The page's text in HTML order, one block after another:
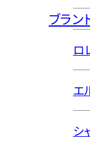
ブラ
ロ
エ
シ